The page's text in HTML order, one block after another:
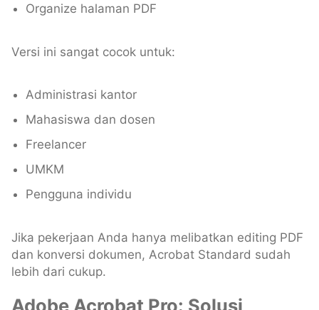
Organize halaman PDF
Versi ini sangat cocok untuk:
Administrasi kantor
Mahasiswa dan dosen
Freelancer
UMKM
Pengguna individu
Jika pekerjaan Anda hanya melibatkan editing PDF
dan konversi dokumen, Acrobat Standard sudah
lebih dari cukup.
Adobe Acrobat Pro: Solusi